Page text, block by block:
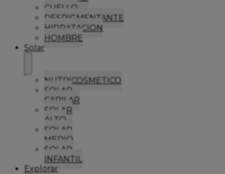
CUELLO
DESPIGMENTANTE
HIDRATACION
HOMBRE
Solar
NUTRICOSMETICO
SOLAR
CAPILAR
SOLAR
ALTO
SOLAR
MEDIO
SOLAR
INFANTIL
Explorar